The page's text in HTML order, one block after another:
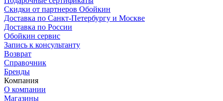
Скидки от партнеров Обойкин
Доставка по Санкт-Петербургу и Москве
Доставка по России
Обойкин сервис
Запись к консультанту
Возврат
Справочник
Бренды
Компания
О компании
Магазины